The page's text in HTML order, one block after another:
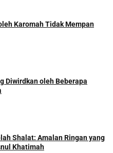
Karomah Tidak Mempan
Diwirdkan oleh Beberapa
Shalat: Amalan Ringan yang
Khatimah